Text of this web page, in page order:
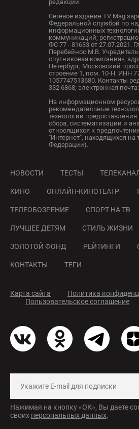
редакции.
Сетевое издание TV Mag
Федеральной службой по
информационных
коммуникаций;
ФС 77 - 81633 от 27.07.2021.
Перебейнос М.В.
спутниковая компания»,
Петербург, Московский
строение 1, пом. 10-Н. ИНН
1057747513680. Контакты
332 6868; электронная почта:
На информационном
рекомендательные
технологии
сбора, систематизации и
относящихся к
"Интернет", находящихся на
Федерации).
НОВОСТИ ТЕСТЫ
КИНО ОНЛАЙН-КИНОТЕАТР
ТЕЛЕОБОЗРЕНИЕ СПОРТ НА ТВ
ЛУЧШЕЕ ДЕТЯМ СТИЛЬ ЖИЗНИ
ЗОЛОТОЙ ФОНД РЕЙТИНГИ
КОНТАКТЫ ТЕГИ
Карта сайта
Политика
Пользовательское соглашение
Нажимая на кнопку «ОК», Вы даете
своих персональных данных.